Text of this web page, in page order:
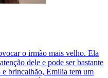
o irmão mais velho. Ela
dele e pode ser bastante
e brincalhão, Emilia tem um